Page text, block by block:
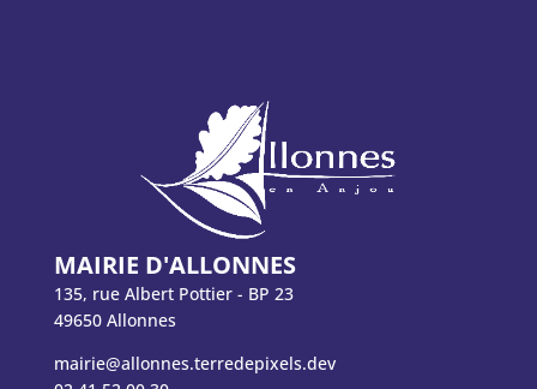
MAIRIE D'ALLONNES
135, rue Albert Pottier - BP 23
49650 Allonnes
mairie@allonnes.terredepixels.dev